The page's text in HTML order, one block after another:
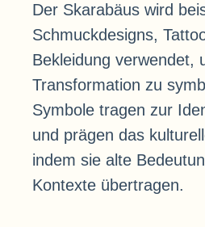
Der Skarabäus wird
Schmuckdesigns,
Bekleidung verwendet,
Transformation zu
Symbole tragen zur
und prägen das
indem sie alte
Kontexte übertragen.